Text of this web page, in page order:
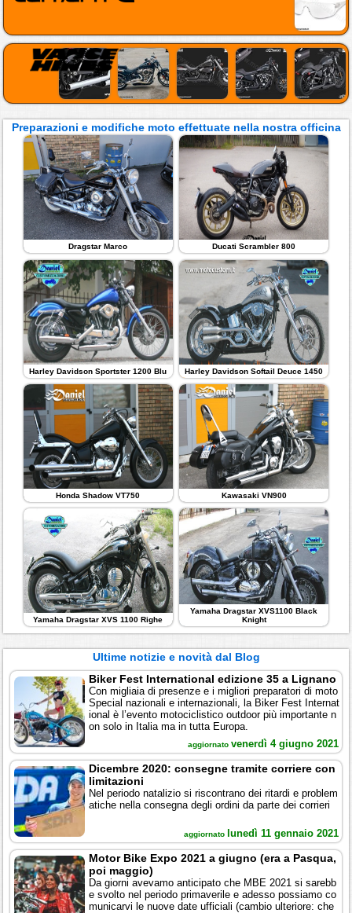
Preparazioni e modifiche moto effettuate nella nostra officina
Dragstar Marco Ducati Scrambler 800
Harley Davidson Sportster 1200 Blu Harley Davidson Softail Deuce 1450
Honda Shadow VT750 Kawasaki VN900
Yamaha Dragstar XVS 1100 Righe
Yamaha Dragstar XVS1100 Black
Knight
Ultime notizie e novità dal Blog
Biker Fest International edizione 35 a Lignano
Con migliaia di presenze e i migliori preparatori di moto
Special nazionali e internazionali, la Biker Fest Internat
ional è l’evento motociclistico outdoor più importante n
on solo in Italia ma in tutta Europa.
aggiornato venerdì 4 giugno 2021
Dicembre 2020: consegne tramite corriere con
limitazioni
Nel periodo natalizio si riscontrano dei ritardi e problem
atiche nella consegna degli ordini da parte dei corrieri
aggiornato lunedì 11 gennaio 2021
Motor Bike Expo 2021 a giugno (era a Pasqua,
poi maggio)
Da giorni avevamo anticipato che MBE 2021 si sarebb
e svolto nel periodo primaverile e adesso possiamo co
municarvi le nuove date ufficiali (cambio ulteriore: che